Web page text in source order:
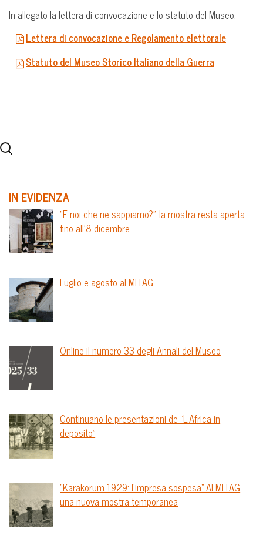
In allegato la lettera di convocazione e lo statuto del Museo.
–
Lettera di convocazione e Regolamento elettorale
–
Statuto del Museo Storico Italiano della Guerra
IN EVIDENZA
“E noi che ne sappiamo?”, la mostra resta aperta
fino all’8 dicembre
Luglio e agosto al MITAG
Online il numero 33 degli Annali del Museo
Continuano le presentazioni de “L’Africa in
deposito”
“Karakorum 1929: l’impresa sospesa” Al MITAG
una nuova mostra temporanea